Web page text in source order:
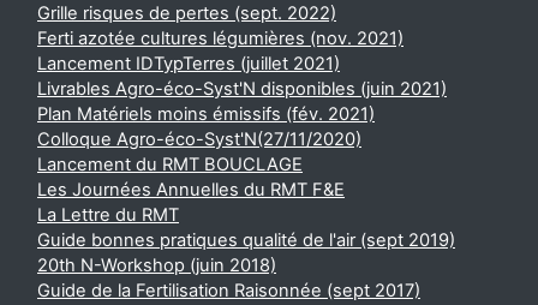
Grille risques de pertes (sept. 2022)
Ferti azotée cultures légumières (nov. 2021)
Lancement IDTypTerres (juillet 2021)
Livrables Agro-éco-Syst'N disponibles (juin 2021)
Plan Matériels moins émissifs (fév. 2021)
Colloque Agro-éco-Syst'N(27/11/2020)
Lancement du RMT BOUCLAGE
Les Journées Annuelles du RMT F&E
La Lettre du RMT
Guide bonnes pratiques qualité de l'air (sept 2019)
20th N-Workshop (juin 2018)
Guide de la Fertilisation Raisonnée (sept 2017)